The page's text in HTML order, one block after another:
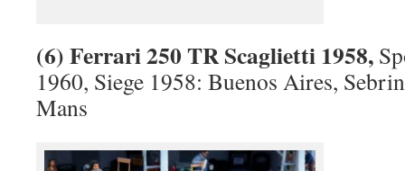
(6) Ferrari 250 TR Scaglietti 1958,
1960, Siege 1958: Buenos Aires,
Mans